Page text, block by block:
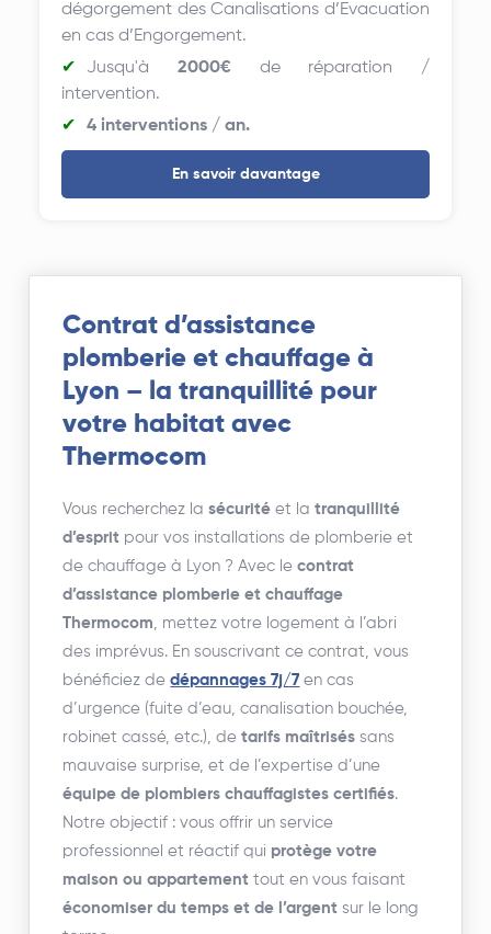
dégorgement des Canalisations d’Evacuation
en cas d’Engorgement.
Jusqu'à 2000€ de réparation /
intervention.
4 interventions / an.
En savoir davantage
Contrat d’assistance
plomberie et chauffage à
Lyon – la tranquillité pour
votre habitat avec
Thermocom
Vous recherchez lasécurité et latranquillité
d’esprit pour vos installations de plomberie et
de chauffage à Lyon ? Avec lecontrat
d’assistance plomberie et chauffage
Thermocom, mettez votre logement à l’abri
des imprévus. En souscrivant ce contrat, vous
bénéficiez dedépannages 7j/7 en cas
d’urgence (fuite d’eau, canalisation bouchée,
robinet cassé, etc.), detarifs maîtrisés sans
mauvaise surprise, et de l’expertise d’une
équipe de plombiers chauffagistes certifiés.
Notre objectif : vous offrir un service
professionnel et réactif qui protège votre
maison ou appartement tout en vous faisant
économiser du temps et de l’argent sur le long